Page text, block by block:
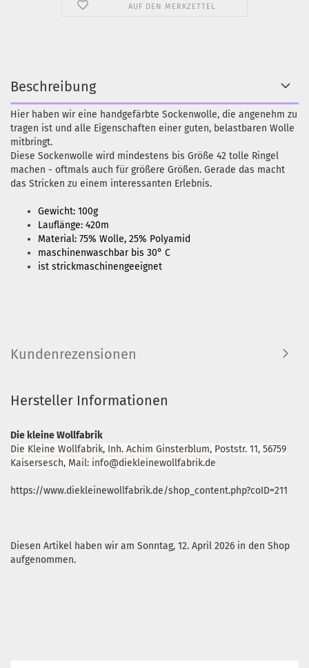
AUF DEN MERKZETTEL
Beschreibung
Hier haben wir eine handgefärbte Sockenwolle, die angenehm zu
tragen ist und alle Eigenschaften einer guten, belastbaren Wolle
mitbringt.
Diese Sockenwolle wird mindestens bis Größe 42 tolle Ringel
machen - oftmals auch für größere Größen. Gerade das macht
das Stricken zu einem interessanten Erlebnis.
Gewicht: 100g
Lauflänge: 420m
Material: 75% Wolle, 25% Polyamid
maschinenwaschbar bis 30° C
ist strickmaschinengeeignet
Kundenrezensionen
Hersteller Informationen
Die kleine Wollfabrik
Die Kleine Wollfabrik, Inh. Achim Ginsterblum, Poststr. 11, 56759
Kaisersesch, Mail: info@diekleinewollfabrik.de
https://www.diekleinewollfabrik.de/shop_content.php?coID=211
Diesen Artikel haben wir am Sonntag, 12. April 2026 in den Shop
aufgenommen.